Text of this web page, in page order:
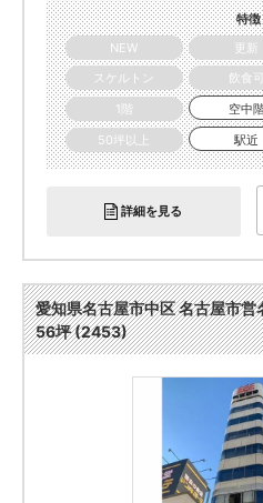
特徴
NEW
更新
スケルトン
飲食可
1階
空中
50坪以上
駅近
詳細を見る
愛知県名古屋市中区 名古屋市
56坪 (2453)